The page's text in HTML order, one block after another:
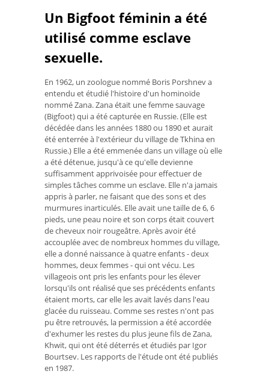
Un Bigfoot féminin a été
utilisé comme esclave
sexuelle.
En 1962, un zoologue nommé Boris Porshnev a
entendu et étudié l'histoire d'un hominoïde
nommé Zana. Zana était une femme sauvage
(Bigfoot) qui a été capturée en Russie. (Elle est
décédée dans les années 1880 ou 1890 et aurait
été enterrée à l'extérieur du village de Tkhina en
Russie.) Elle a été emmenée dans un village où elle
a été détenue, jusqu'à ce qu'elle devienne
suffisamment apprivoisée pour effectuer de
simples tâches comme un esclave. Elle n'a jamais
appris à parler, ne faisant que des sons et des
murmures inarticulés. Elle avait une taille de 6, 6
pieds, une peau noire et son corps était couvert
de cheveux noir rougeâtre. Après avoir été
accouplée avec de nombreux hommes du village,
elle a donné naissance à quatre enfants - deux
hommes, deux femmes - qui ont vécu. Les
villageois ont pris les enfants pour les élever
lorsqu'ils ont réalisé que ses précédents enfants
étaient morts, car elle les avait lavés dans l'eau
glacée du ruisseau. Comme ses restes n'ont pas
pu être retrouvés, la permission a été accordée
d'exhumer les restes du plus jeune fils de Zana,
Khwit, qui ont été déterrés et étudiés par Igor
Bourtsev. Les rapports de l'étude ont été publiés
en 1987.